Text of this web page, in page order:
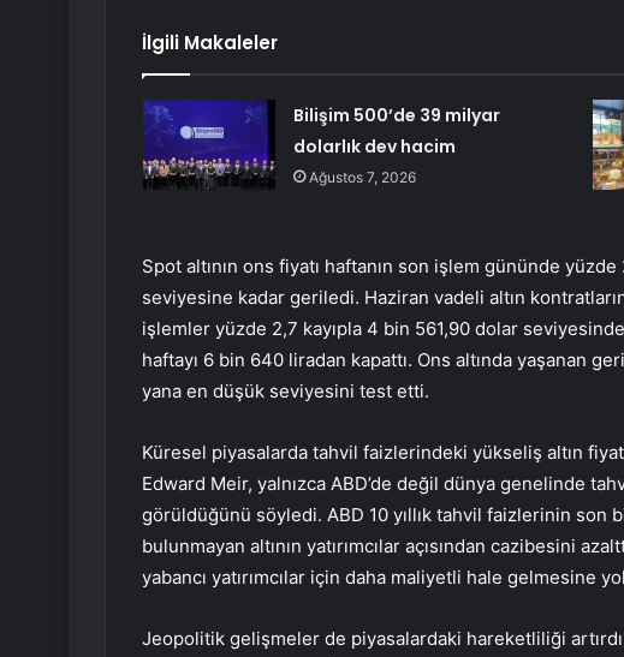
İlgili Makaleler
Bilişim 500’de 39 milyar
dolarlık dev hacim
Ağustos 7, 2026
Spot altının ons fiyatı haftanın son işlem gününde
seviyesine kadar geriledi. Haziran vadeli altın
işlemler yüzde 2,7 kayıpla 4 bin 561,90 dolar
haftayı 6 bin 640 liradan kapattı. Ons altında yaşanan
yana en düşük seviyesini test etti.
Küresel piyasalarda tahvil faizlerindeki yükseliş altın
Edward Meir, yalnızca ABD’de değil dünya genelinde
görüldüğünü söyledi. ABD 10 yıllık tahvil faizlerinin son
bulunmayan altının yatırımcılar açısından cazibesini
yabancı yatırımcılar için daha maliyetli hale gelmesine
Jeopolitik gelişmeler de piyasalardaki hareketliliği artırdı.